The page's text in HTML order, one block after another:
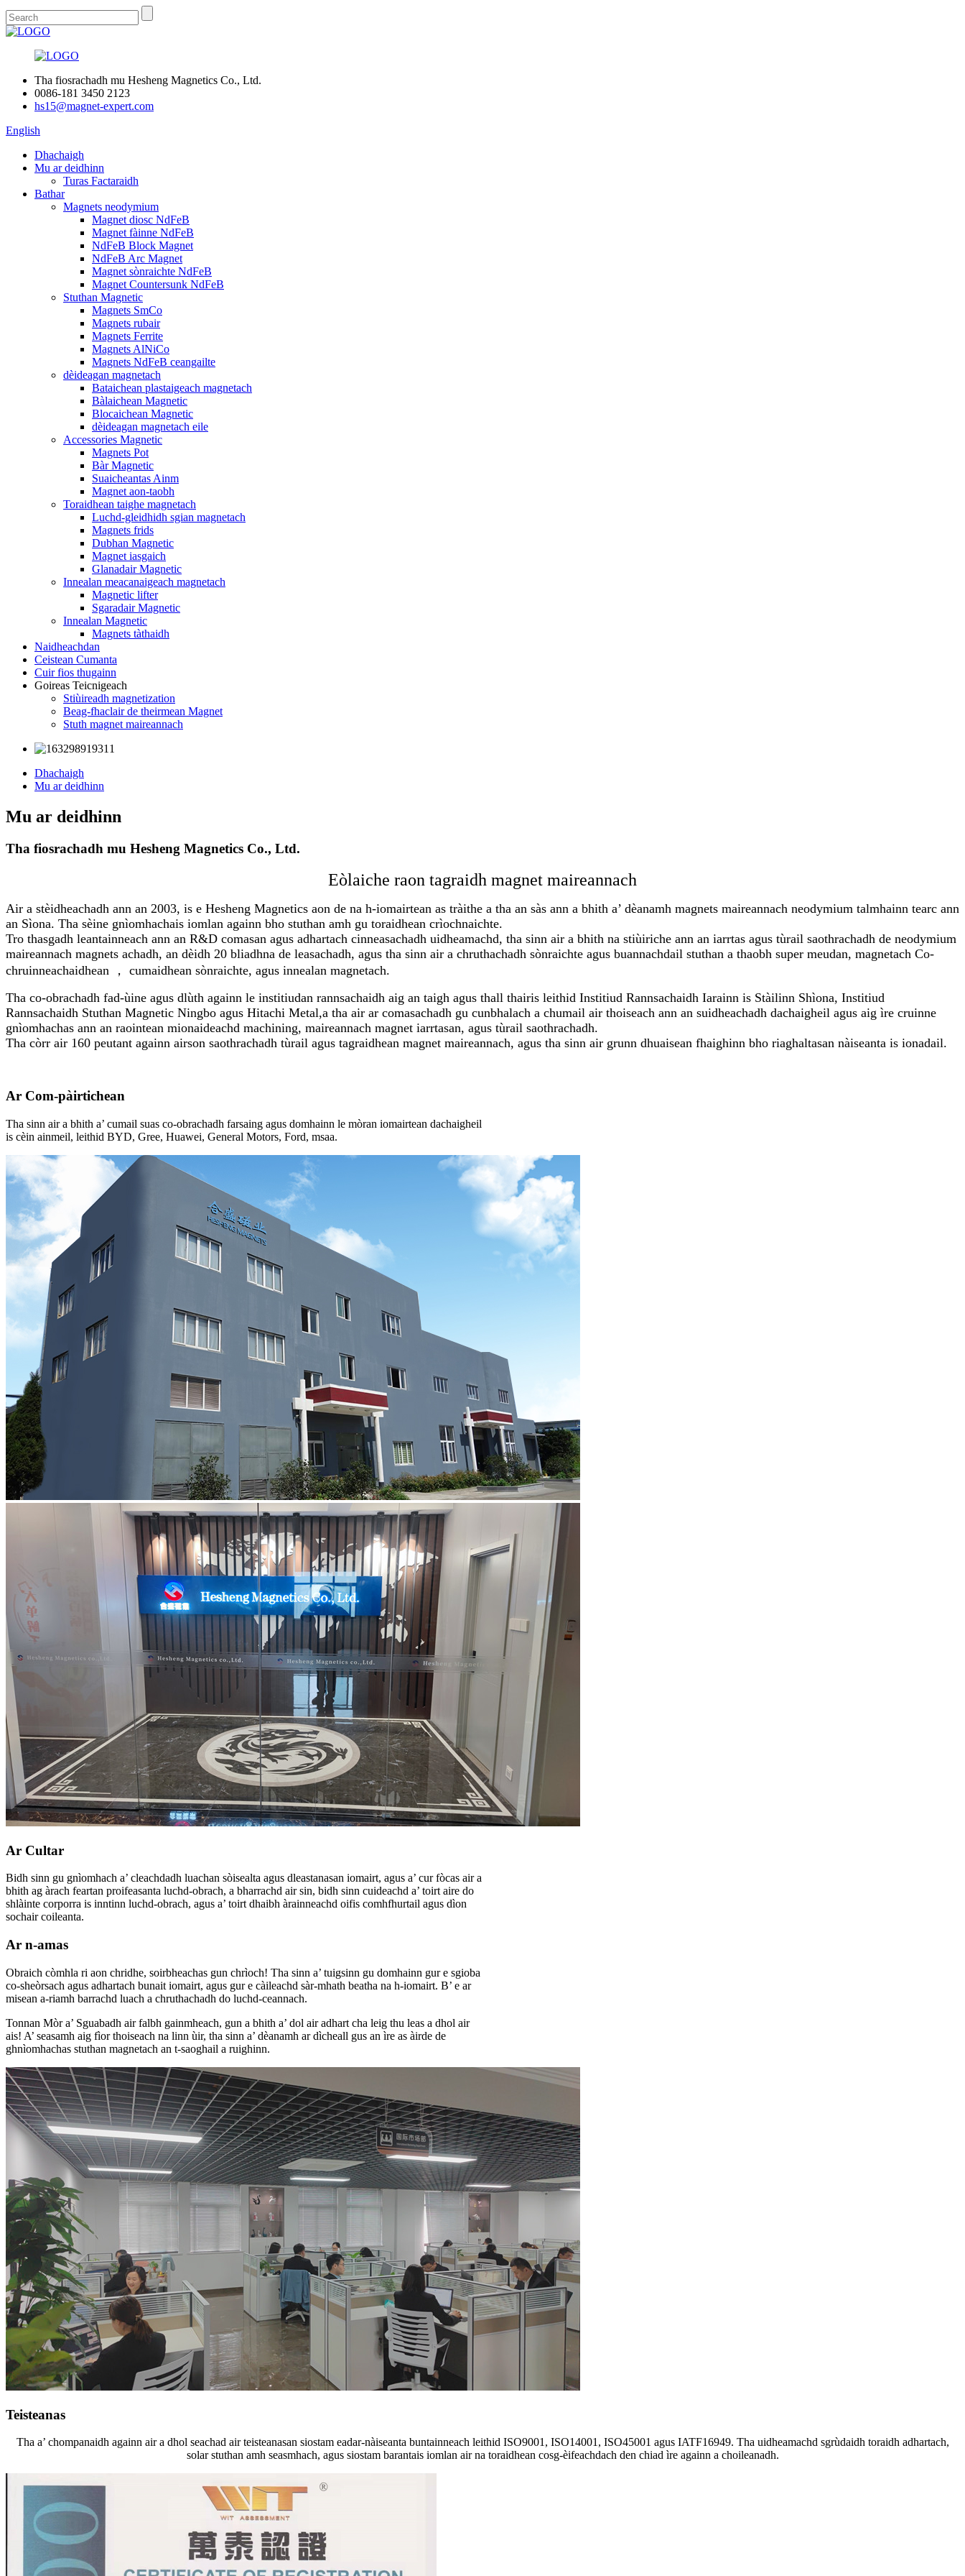
Tha fiosrachadh mu Hesheng Magnetics Co., Ltd.
0086-181 3450 2123
hs15@magnet-expert.com
English
Dhachaigh
Mu ar deidhinn
Turas Factaraidh
Bathar
Magnets neodymium
Magnet diosc NdFeB
Magnet fàinne NdFeB
NdFeB Block Magnet
NdFeB Arc Magnet
Magnet sònraichte NdFeB
Magnet Countersunk NdFeB
Stuthan Magnetic
Magnets SmCo
Magnets rubair
Magnets Ferrite
Magnets AlNiCo
Magnets NdFeB ceangailte
dèideagan magnetach
Bataichean plastaigeach magnetach
Bàlaichean Magnetic
Blocaichean Magnetic
dèideagan magnetach eile
Accessories Magnetic
Magnets Pot
Bàr Magnetic
Suaicheantas Ainm
Magnet aon-taobh
Toraidhean taighe magnetach
Luchd-gleidhidh sgian magnetach
Magnets frids
Dubhan Magnetic
Magnet iasgaich
Glanadair Magnetic
Innealan meacanaigeach magnetach
Magnetic lifter
Sgaradair Magnetic
Innealan Magnetic
Magnets tàthaidh
Naidheachdan
Ceistean Cumanta
Cuir fios thugainn
Goireas Teicnigeach
Stiùireadh magnetization
Beag-fhaclair de theirmean Magnet
Stuth magnet maireannach
Dhachaigh
Mu ar deidhinn
Mu ar deidhinn
Tha fiosrachadh mu Hesheng Magnetics Co., Ltd.
Eòlaiche raon tagraidh magnet maireannach
Air a stèidheachadh ann an 2003, is e Hesheng Magnetics aon de na h-iomairtean as tràithe a tha an sàs ann a bhith a’ dèanamh magnets maireannach neodymium talmhainn tearc ann
an Sìona. Tha sèine gnìomhachais iomlan againn bho stuthan amh gu toraidhean crìochnaichte.
Tro thasgadh leantainneach ann an R&D comasan agus adhartach cinneasachadh uidheamachd, tha sinn air a bhith na stiùiriche ann an iarrtas agus tùrail saothrachadh de neodymium
maireannach magnets achadh, an dèidh 20 bliadhna de leasachadh, agus tha sinn air a chruthachadh sònraichte agus buannachdail stuthan a thaobh super meudan, magnetach Co-
chruinneachaidhean ， cumaidhean sònraichte, agus innealan magnetach.
Tha co-obrachadh fad-ùine agus dlùth againn le institiudan rannsachaidh aig an taigh agus thall thairis leithid Institiud Rannsachaidh Iarainn is Stàilinn Shìona, Institiud
Rannsachaidh Stuthan Magnetic Ningbo agus Hitachi Metal,a tha air ar comasachadh gu cunbhalach a chumail air thoiseach ann an suidheachadh dachaigheil agus aig ìre cruinne
gnìomhachas ann an raointean mionaideachd machining, maireannach magnet iarrtasan, agus tùrail saothrachadh.
Tha còrr air 160 peutant againn airson saothrachadh tùrail agus tagraidhean magnet maireannach, agus tha sinn air grunn dhuaisean fhaighinn bho riaghaltasan nàiseanta is ionadail.
Ar Com-pàirtichean
Tha sinn air a bhith a’ cumail suas co-obrachadh farsaing agus domhainn le mòran iomairtean dachaigheil
is cèin ainmeil, leithid BYD, Gree, Huawei, General Motors, Ford, msaa.
Ar Cultar
Bidh sinn gu gnìomhach a’ cleachdadh luachan sòisealta agus dleastanasan iomairt, agus a’ cur fòcas air a
bhith ag àrach feartan proifeasanta luchd-obrach, a bharrachd air sin, bidh sinn cuideachd a’ toirt aire do
shlàinte corporra is inntinn luchd-obrach, agus a’ toirt dhaibh àrainneachd oifis comhfhurtail agus dìon
sochair coileanta.
Ar n-amas
Obraich còmhla ri aon chridhe, soirbheachas gun chrìoch! Tha sinn a’ tuigsinn gu domhainn gur e sgioba
co-sheòrsach agus adhartach bunait iomairt, agus gur e càileachd sàr-mhath beatha na h-iomairt. B’ e ar
misean a-riamh barrachd luach a chruthachadh do luchd-ceannach.
Tonnan Mòr a’ Sguabadh air falbh gainmheach, gun a bhith a’ dol air adhart cha leig thu leas a dhol air
ais! A’ seasamh aig fìor thoiseach na linn ùir, tha sinn a’ dèanamh ar dìcheall gus an ìre as àirde de
ghnìomhachas stuthan magnetach an t-saoghail a ruighinn.
Teisteanas
Tha a’ chompanaidh againn air a dhol seachad air teisteanasan siostam eadar-nàiseanta buntainneach leithid ISO9001, ISO14001, ISO45001 agus IATF16949. Tha uidheamachd sgrùdaidh toraidh adhartach,
solar stuthan amh seasmhach, agus siostam barantais iomlan air na toraidhean cosg-èifeachdach den chiad ìre againn a choileanadh.